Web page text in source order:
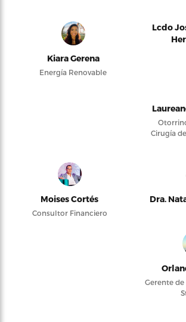
Kiara Gerena
Energía Renovable
Lcdo
Cirugía
Moises Cortés
Consultor Financiero
Dra.
Gerente